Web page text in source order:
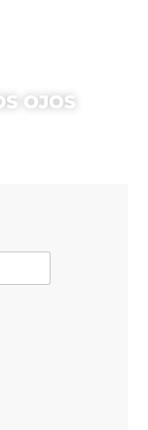
OJOS